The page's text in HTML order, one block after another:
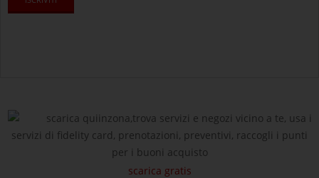
scarica quiinzona,trova servizi e negozi vicino a te, usa i
servizi di fidelity card, prenotazioni, preventivi, raccogli i punti
per i buoni acquisto
scarica gratis